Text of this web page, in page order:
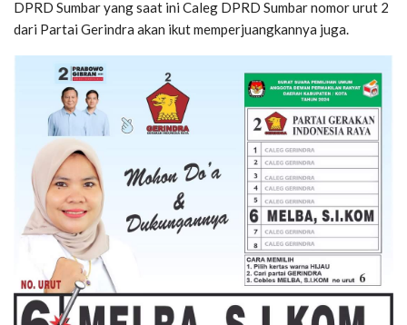
DPRD Sumbar yang saat ini Caleg DPRD Sumbar nomor urut 2
dari Partai Gerindra akan ikut memperjuangkannya juga.